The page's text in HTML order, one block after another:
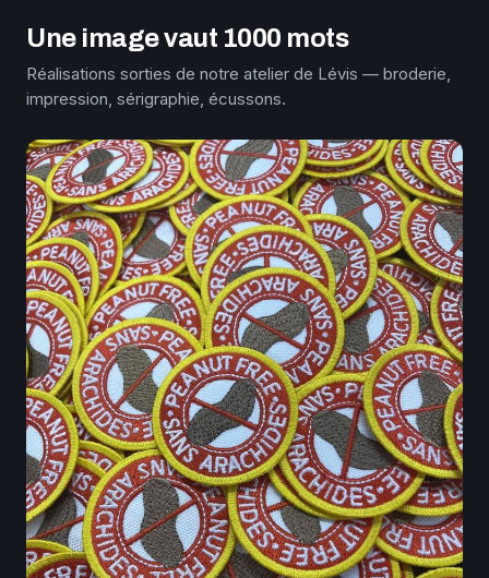
Une image vaut 1000 mots
Réalisations sorties de notre atelier de Lévis — broderie,
impression, sérigraphie, écussons.